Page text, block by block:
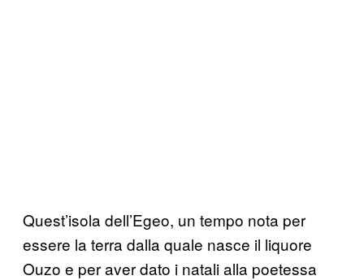
Quest’isola dell’Egeo, un tempo nota per
essere la terra dalla quale nasce il liquore
Ouzo e per aver dato i natali alla poetessa